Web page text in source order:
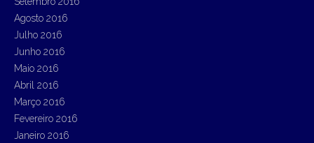
Agosto 2016
Julho 2016
Junho 2016
Maio 2016
Abril 2016
Março 2016
Fevereiro 2016
Janeiro 2016